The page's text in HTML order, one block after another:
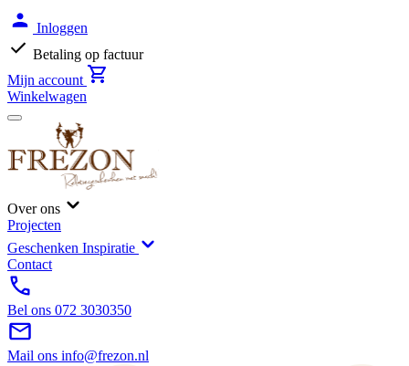
Inloggen
Betaling op factuur
Mijn account
Winkelwagen
Over ons
Projecten
Geschenken Inspiratie
Contact
Bel ons 072 3030350
Mail ons info@frezon.nl